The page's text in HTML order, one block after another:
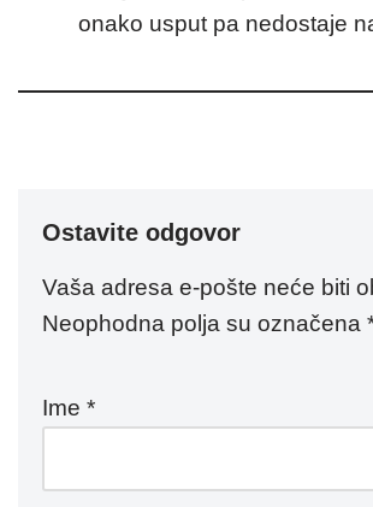
onako usput pa nedostaje
Ostavite odgovor
Vaša adresa e-pošte neće biti
Neophodna polja su označena
Ime *